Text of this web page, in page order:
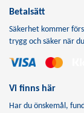
Betalsätt
Säkerhet kommer
trygg och säker när
Vi finns här
Har du önskemål,